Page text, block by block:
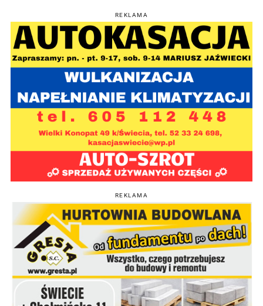
REKLAMA
REKLAMA